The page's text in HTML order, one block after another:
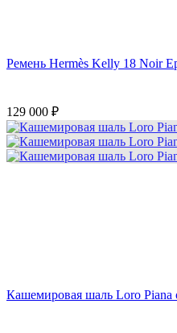
Ремень Hermès Kelly 18 Noir
129 000 ₽
Кашемировая шаль Loro Piana